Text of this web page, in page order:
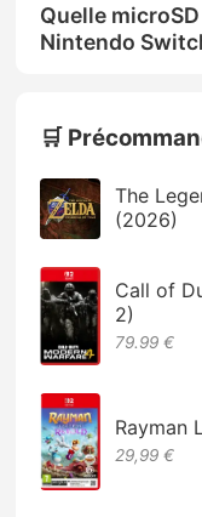
Quelle
Nintendo
🛒
The
(2026)
Call of
2)
79.99 €
Rayman
29,99 €